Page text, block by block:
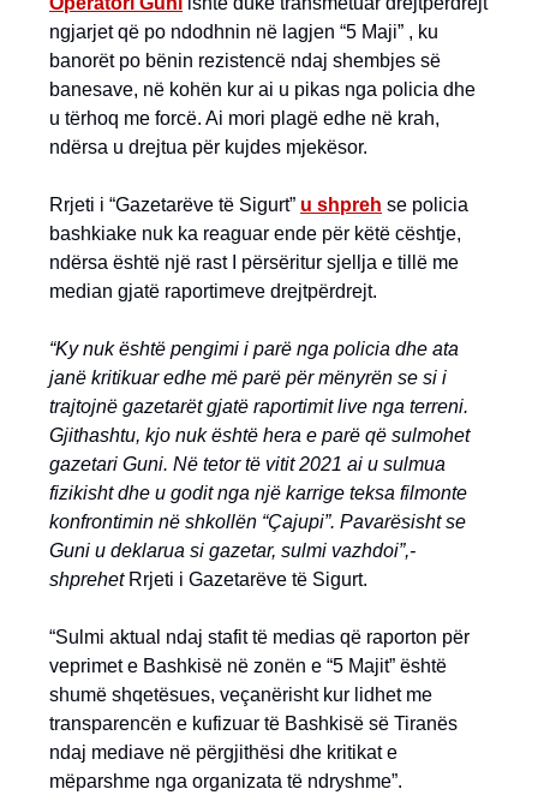
ngjarjet që po ndodhnin në lagjen “5 Maji” , ku
banorët po bënin rezistencë ndaj shembjes së
banesave, në kohën kur ai u pikas nga policia dhe
u tërhoq me forcë. Ai mori plagë edhe në krah,
ndërsa u drejtua për kujdes mjekësor.
Rrjeti i “Gazetarëve të Sigurt” u shpreh se policia
bashkiake nuk ka reaguar ende për këtë cështje,
ndërsa është një rast I përsëritur sjellja e tillë me
median gjatë raportimeve drejtpërdrejt.
“Ky nuk është pengimi i parë nga policia dhe ata
janë kritikuar edhe më parë për mënyrën se si i
trajtojnë gazetarët gjatë raportimit live nga terreni.
Gjithashtu, kjo nuk është hera e parë që sulmohet
gazetari Guni. Në tetor të vitit 2021 ai u sulmua
fizikisht dhe u godit nga një karrige teksa filmonte
konfrontimin në shkollën “Çajupi”. Pavarësisht se
Guni u deklarua si gazetar, sulmi vazhdoi”,-
shprehetRrjeti i Gazetarëve të Sigurt.
“Sulmi aktual ndaj stafit të medias që raporton për
veprimet e Bashkisë në zonën e “5 Majit” është
shumë shqetësues, veçanërisht kur lidhet me
transparencën e kufizuar të Bashkisë së Tiranës
ndaj mediave në përgjithësi dhe kritikat e
mëparshme nga organizata të ndryshme”.